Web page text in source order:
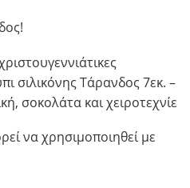
σιλικόνης Τάρανδος 7εκ. –
σοκολάτα και χειροτεχνίε
να χρησιμοποιηθεί με